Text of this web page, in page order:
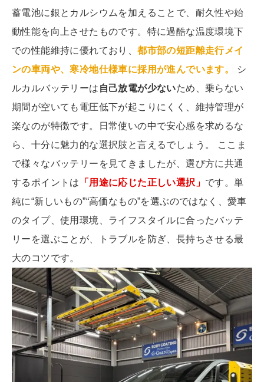
蓄電池に銀とカルシウムを加えることで、耐久性や始
動性能を向上させたものです。特に過酷な温度環境下
での性能維持に優れており、都市部の短距離走行メイ
ンの車両や、寒冷地仕様車に採用が進んでいます。
シ
ルカルバッテリーは 自己放電が少ないため、乗らない
期間が空いても電圧低下が起こりにくく、維持管理が
楽なのが特徴です。日常使いの中で安心感を求めるな
ら、十分に魅力的な選択肢と言えるでしょう。 ここま
で様々なバッテリーを見てきましたが、選び方に共通
するポイントは
「用途に応じた正しい選択」 です。単
純に“新しいもの”“高価なもの”を選ぶのではなく、愛車
のタイプ、使用環境、ライフスタイルに合ったバッテ
リーを選ぶことが、トラブルを防ぎ、長持ちさせる最
大のコツです。